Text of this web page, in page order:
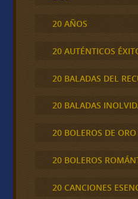
20 AÑOS
20 AUTÉNTICOS
20 BALADAS DEL
20 BALADAS
20 BOLEROS DE ORO
20 BOLEROS
20 CANCIONES